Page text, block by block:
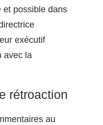
et possible dans
exécutif
avec la
rétroaction
au